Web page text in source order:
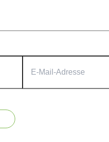
Mail-